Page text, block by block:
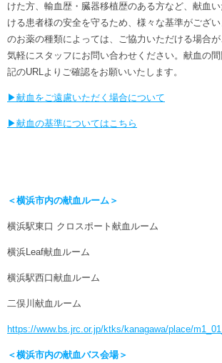
けた方、輸血歴・臓器移植歴のある方など、献血
ける患者様の安全を守るため、様々な基準がござ
のお薬の種類によっては、ご協力いただける場合
気軽にスタッフにお問い合わせください。献血の
記のURLよりご確認をお願いいたします。
▶献血をご遠慮いただく場合について
▶献血の基準についてはこちら
＜横浜市内の献血ルーム＞
横浜駅東口 クロスポート献血ルーム
横浜Leaf献血ルーム
横浜駅西口献血ルーム
二俣川献血ルーム
https://www.bs.jrc.or.jp/ktks/kanagawa/place/
＜横浜市内の献血バス会場＞